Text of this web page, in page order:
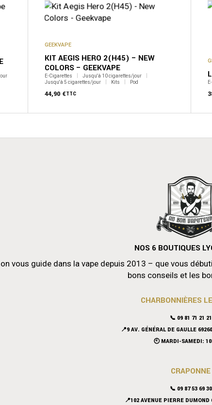
GEEKVAPE
KIT AEGIS HERO 2(H45) – NEW
COLORS – GEEKVAPE
E-Cigarettes
Jusqu'à 10 cigarettes/jour
Jusqu'à 5 cigarettes/jour
Kits Pod
44,90 €TTC
NOS 6 BOUTIQUES
vous guide dans la vape depuis 2013 – que vous
bons conseils et les
CHARBONNIÈRES
📞 09 81 71 21 21
📍9 AV. GÉNÉRAL DE GAULLE
🕙 MARDI-SAMEDI:
CRAPONNE
📞 09 87 53 69 30
📍102 AVENUE PIERRE DUMOND